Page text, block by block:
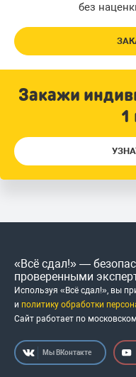
без
Закажи
1
«Всё сдал!» —
проверенными
Используя «Всё сдал!», вы
и политику обработки
Сайт работает по
Мы ВКонтакте